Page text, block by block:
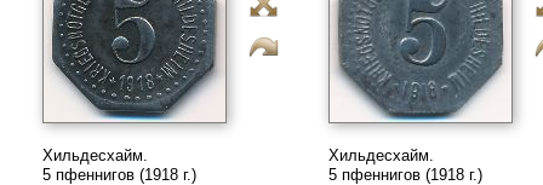
Хильдесхайм.
5 пфеннигов (1918 г.)
Хильдесхайм.
5 пфеннигов (1918 г.)